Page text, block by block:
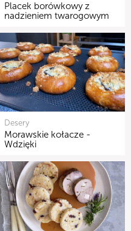
Placek borówkowy z
nadzieniem twarogowym
Desery
Morawskie kołacze -
Wdzięki